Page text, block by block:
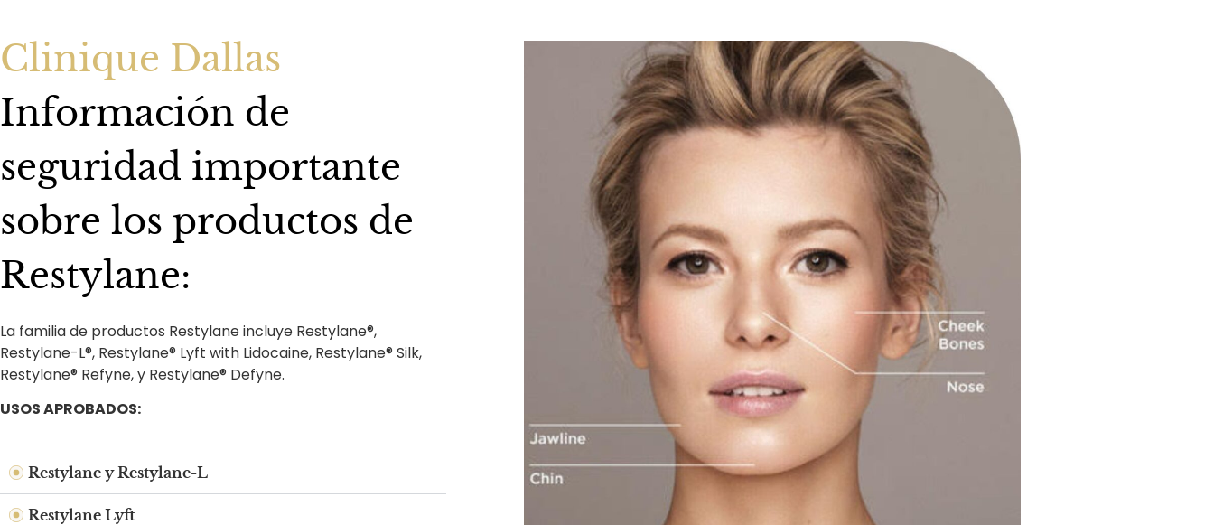
Clinique Dallas
Información de
seguridad importante
sobre los productos de
Restylane:
La familia de productos Restylane incluye Restylane®,
Restylane-L®, Restylane® Lyft with Lidocaine, Restylane® Silk,
Restylane® Refyne, y Restylane® Defyne.
USOS APROBADOS:
Restylane y Restylane-L
Restylane Lyft